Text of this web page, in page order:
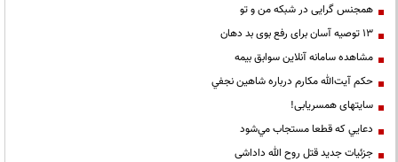
همجنس گرایی در شبکه من و تو
13 توصیه آسان برای رفع بوی بد دهان
مشاهده سامانه آنلاين سوابق بیمه
حكم آيت‌الله مكارم درباره شاهين نجفي
سایتهای همسریابی!
دعايي كه قطعا مستجاب مي‌شود
جزئیات جدید قتل روح الله داداشی